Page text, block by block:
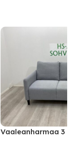
Vaaleanharmaa 3